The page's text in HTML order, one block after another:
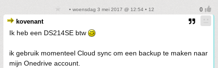
• woensdag 3 mei 2017 @ 12:54 • 12
kovenant
Ik heb een DS214SE btw
ik gebruik momenteel Cloud sync om een backup te maken naar
mijn Onedrive account.